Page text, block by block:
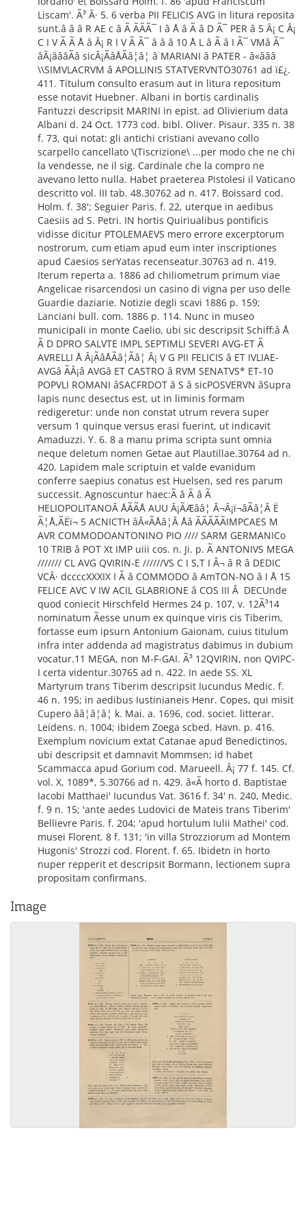
Liscam'. Ã³ Â· 5. 6 verba PII FELICIS AVG in litura reposita
sunt.â â â R AE c â Ã ÃÃÃ¯ I â Å â Ã â D Ã¯ PER â 5 Â¡ C Â¡
C I V Ã Ã Å â Â¡ R I V Ã Ã¯ â â â 10 Å L â Ã â I Ã¯ VMâ Ã¯
âÂ¡âââÃâ sicÂ¡ÃâÅÃâ¦â¦ â MARIANI â PATER - â«âââ
\\SIMVLACRVM â APOLLINIS STATVERVNTO30761 ad ï£¿.
411. Titulum consulto erasum aut in litura repositum
esse notavit Huebner. Albani in bortis cardinalis
Fantuzzi descripsit MARINI in epist. ad Olivierium data
Albani d. 24 Oct. 1773 cod. bibl. Oliver. Pisaur. 335 n. 38
f. 73, qui notat: gli antichi cristiani avevano collo
scarpello cancellato \(Tiscrizione\ ...per modo che ne chi
la vendesse, ne il sig. Cardinale che la compro ne
avevano letto nulla. Habet praeterea Pistolesi il Vaticano
descritto vol. III tab. 48.30762 ad n. 417. Boissard cod.
Holm. f. 38'; Seguier Paris. f. 22, uterque in aedibus
Caesiis ad S. Petri. IN hortis Quiriualibus pontificis
vidisse dicitur PTOLEMAEVS mero errore excerptorum
nostrorum, cum etiam apud eum inter inscriptiones
apud Caesios serYatas recenseatur.30763 ad n. 419.
Iterum reperta a. 1886 ad chiliometrum primum viae
Angelicae risarcendosi un casino di vigna per uso delle
Guardie daziarie. Notizie degli scavi 1886 p. 159;
Lanciani bull. com. 1886 p. 114. Nunc in museo
municipali in monte Caelio, ubi sic descripsit Schiff:â Å
Ã D DPRO SALVTE IMPL SEPTIMLI SEVERI AVG-ET Ã
AVRELLI Å Â¡ÃâÅÃâ¦Ãâ¦ Â¡ V G PII FELICIS â ET IVLIAE-
AVGâ ÃÂ¡â AVGâ ET CASTRO â RVM SENATVS* ET-10
POPVLI ROMANI âSACFRDOT â S â sicPOSVERVN âSupra
lapis nunc desectus est, ut in liminis formam
redigeretur: unde non constat utrum revera super
versum 1 quinque versus erasi fuerint, ut indicavit
Amaduzzi. Y. 6. 8 a manu prima scripta sunt omnia
neque deletum nomen Getae aut Plautillae.30764 ad n.
420. Lapidem male scriptuin et valde evanidum
conferre saepius conatus est Huelsen, sed res parum
successit. Agnoscuntur haec:Ã â Ã â Ã
HELIOPOLITANOÂ ÅÃÃÅ AUU Â¡ÃÆââ¦ Â¬Â¡ï¬âÃâ¦Â Ë
Ã¦Å,ÃËï¬ 5 ACNICTH âÂ«ÃÅâ¦Â Åâ ÃÃÃÃÃIMPCAES M
AVR COMMODOANTONINO PIO //// SARM GERMANICo
10 TRIB â POT Xt IMP uiii cos. n. Ji. p. Ã ANTONIVS MEGA
/////// CL AVG QVIRIN-E //////VS C I S,T I Â¬ â R â DEDIC
VCÂ· dccccXXXIX I Ã â COMMODO â AmTON-NO â I Å 15
FELICE AVC V IW ACIL GLABRIONE â COS III Â DECUnde
quod coniecit Hirschfeld Hermes 24 p. 107, v. 12Ã³14
nominatum Ãesse unum ex quinque viris cis Tiberim,
fortasse eum ipsurn Antonium Gaionam, cuius titulum
infra inter addenda ad magistratus dabimus in dubium
vocatur.11 MEGA, non M-F-GAI. Ã³ 12QVIRIN, non QVIPC-
I certa videntur.30765 ad n. 422. In aede SS. XL
Martyrum trans Tiberim descripsit Iucundus Medic. f.
46 n. 195; in aedibus Iustinianeis Henr. Copes, qui misit
Cupero ââ¦â¦â¦ k. Mai. a. 1696, cod. societ. litterar.
Leidens. n. 1004; ibidem Zoega scbed. Havn. p. 416.
Exemplum novicium extat Catanae apud Benedictinos,
ubi descripsit et damnavit Mommsen; id habet
Scammacca apud Gorium cod. Marueell. Â¡ 77 f. 145. Cf.
vol. X, 1089*, 5.30766 ad n. 429. â«Ã horto d. Baptistae
Iacobi Matthaei' Iucundus Vat. 3616 f. 34' n. 240, Medic.
f. 9 n. 15; 'ante aedes Ludovici de Mateis trans Tiberim'
Bellievre Paris. f. 204; 'apud hortulum Iulii Mathei' cod.
musei Florent. 8 f. 131; 'in villa Strozziorum ad Montem
Hugonis' Strozzi cod. Florent. f. 65. Ibidetn in horto
nuper repperit et descripsit Bormann, lectionem supra
propositam confirmans.
Image